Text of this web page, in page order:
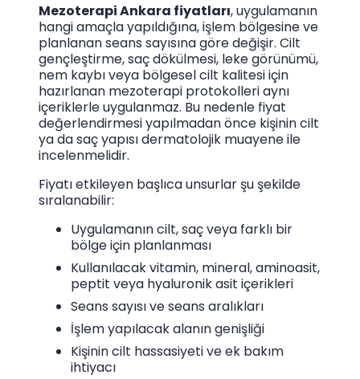
Mezoterapi Ankara fiyatları, uygulamanın
hangi amaçla yapıldığına, işlem bölgesine ve
planlanan seans sayısına göre değişir. Cilt
gençleştirme, saç dökülmesi, leke görünümü,
nem kaybı veya bölgesel cilt kalitesi için
hazırlanan mezoterapi protokolleri aynı
içeriklerle uygulanmaz. Bu nedenle fiyat
değerlendirmesi yapılmadan önce kişinin cilt
ya da saç yapısı dermatolojik muayene ile
incelenmelidir.
Fiyatı etkileyen başlıca unsurlar şu şekilde
sıralanabilir:
Uygulamanın cilt, saç veya farklı bir
bölge için planlanması
Kullanılacak vitamin, mineral, aminoasit,
peptit veya hyaluronik asit içerikleri
Seans sayısı ve seans aralıkları
İşlem yapılacak alanın genişliği
Kişinin cilt hassasiyeti ve ek bakım
ihtiyacı